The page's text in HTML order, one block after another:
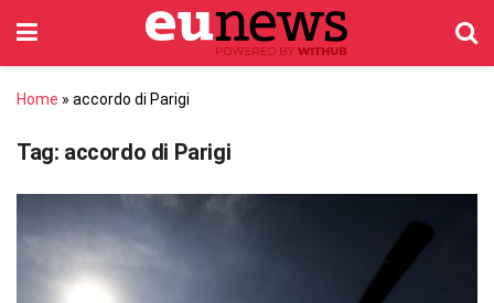
Home » accordo di Parigi
Tag: accordo di Parigi